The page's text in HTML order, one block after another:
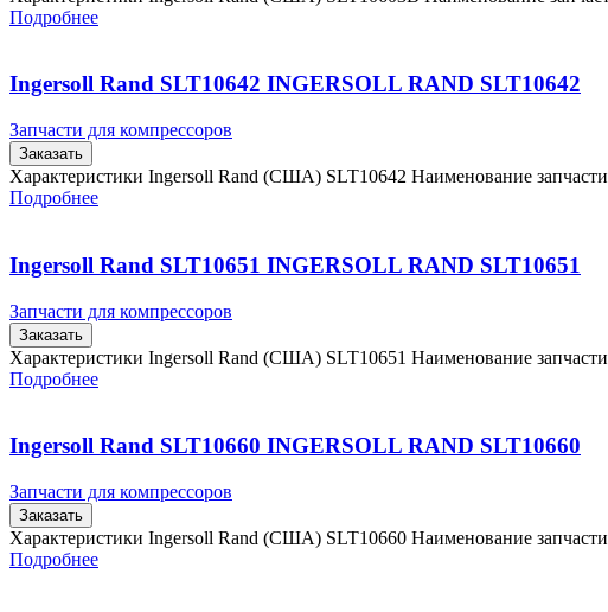
Подробнее
Ingersoll Rand SLT10642 INGERSOLL RAND SLT10642
Запчасти для компрессоров
Заказать
Характеристики Ingersoll Rand (США) SLT10642 Наименование
Подробнее
Ingersoll Rand SLT10651 INGERSOLL RAND SLT10651
Запчасти для компрессоров
Заказать
Характеристики Ingersoll Rand (США) SLT10651 Наименование
Подробнее
Ingersoll Rand SLT10660 INGERSOLL RAND SLT10660
Запчасти для компрессоров
Заказать
Характеристики Ingersoll Rand (США) SLT10660 Наименование
Подробнее